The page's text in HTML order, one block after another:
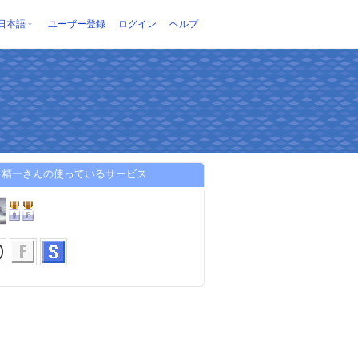
本語 ユーザー登録 ログイン ヘルプ
一さんの使っているサービス